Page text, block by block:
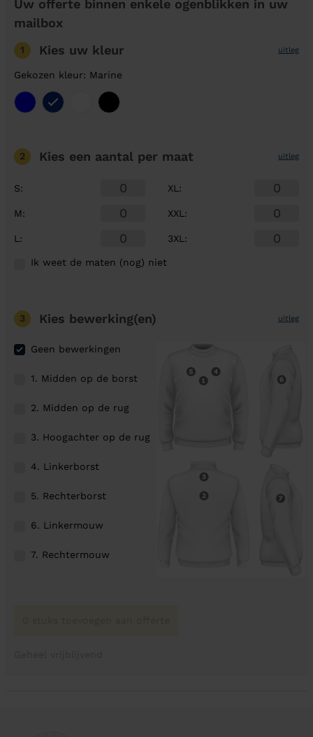
Uw offerte binnen enkele ogenblikken in uw
mailbox
1 Kies uw kleur uitleg
Gekozen kleur: Marine
2 Kies een aantal per maat uitleg
S:
M:
L :
XL :
XXL :
3XL :
Ik weet de maten (nog) niet
3 Kies bewerking(en) uitleg
Geen bewerkingen
1. Midden op de borst
2. Midden op de rug
3. Hoogachter op de rug
4. Linkerborst
5. Rechterborst
6. Linkermouw
7. Rechtermouw